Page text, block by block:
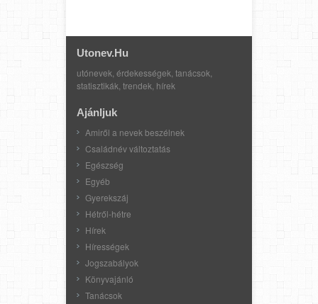
Utonev.hu
utónevek, érdekességek, tanácsok,
statisztikák, trendek, hírek
Ajánljuk
Amiről a nevek beszélnek
Családnév változtatás
Egészség
Egyéb
Gyerekszáj
Hétről-hétre
Hírek
Hírességek
Jogszabályok
Könyvajánló
Tanácsok